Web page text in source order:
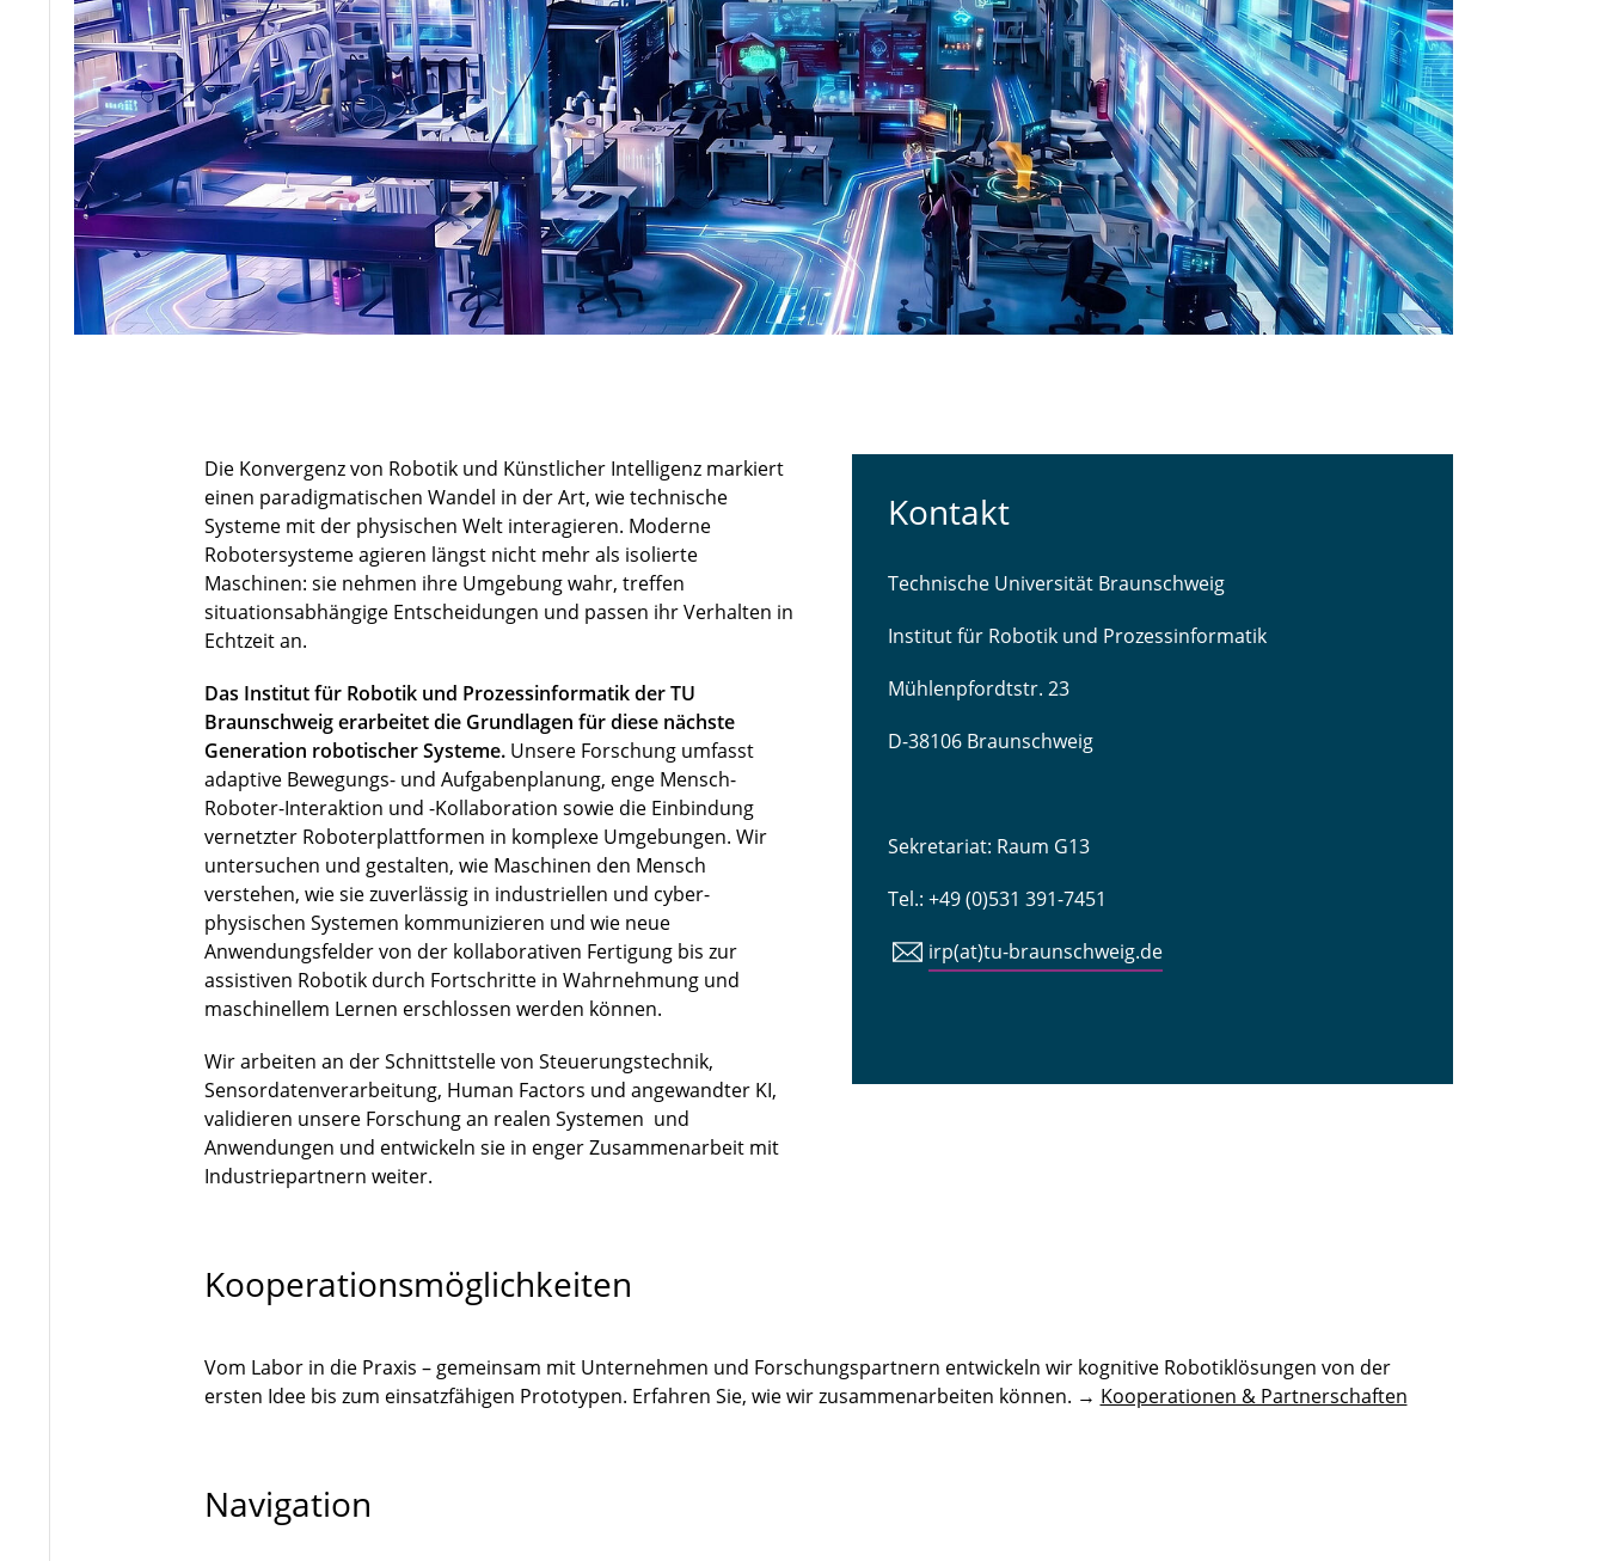
Die Konvergenz von Robotik und Künstlicher Intelligenz markiert
einen paradigmatischen Wandel in der Art, wie technische
Systeme mit der physischen Welt interagieren. Moderne
Robotersysteme agieren längst nicht mehr als isolierte
Maschinen: sie nehmen ihre Umgebung wahr, treffen
situationsabhängige Entscheidungen und passen ihr Verhalten in
Echtzeit an.
Das Institut für Robotik und Prozessinformatik der TU
Braunschweig erarbeitet die Grundlagen für diese nächste
Generation robotischer Systeme.Unsere Forschung umfasst
adaptive Bewegungs- und Aufgabenplanung, enge Mensch-
Roboter-Interaktion und -Kollaboration sowie die Einbindung
vernetzter Roboterplattformen in komplexe Umgebungen. Wir
untersuchen und gestalten, wie Maschinen den Mensch
verstehen, wie sie zuverlässig in industriellen und cyber-
physischen Systemen kommunizieren und wie neue
Anwendungsfelder von der kollaborativen Fertigung bis zur
assistiven Robotik durch Fortschritte in Wahrnehmung und
maschinellem Lernen erschlossen werden können.
Wir arbeiten an der Schnittstelle von Steuerungstechnik,
Sensordatenverarbeitung, Human Factors und angewandter KI,
validieren unsere Forschung an realen Systemen und
Anwendungen und entwickeln sie in enger Zusammenarbeit mit
Industriepartnern weiter.
Kontakt
Technische Universität Braunschweig
Institut für Robotik und Prozessinformatik
Mühlenpfordtstr. 23
D-38106 Braunschweig
Sekretariat: Raum G13
Tel.: +49 (0)531 391-7451
irp(at)tu-braunschweig.de
Kooperationsmöglichkeiten
Vom Labor in die Praxis – gemeinsam mit Unternehmen und Forschungspartnern entwickeln wir kognitive Robotiklösungen von der
ersten Idee bis zum einsatzfähigen Prototypen. Erfahren Sie, wie wir zusammenarbeiten können. → Kooperationen & Partnerschaften
Navigation